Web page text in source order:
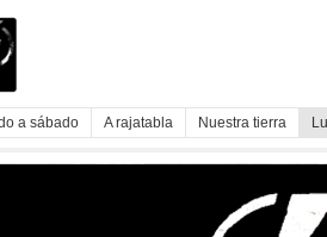
a sábado A rajatabla Nuestra tierra